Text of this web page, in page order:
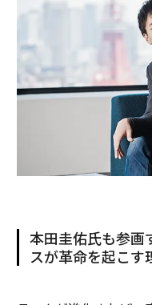
本田圭佑氏も参画
スが革命を起こす